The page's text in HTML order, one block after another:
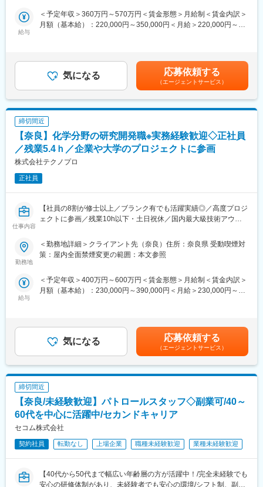
■キャリアパス
ジョブポスティング制度を活用してグループ企業でご活躍など幅
広いステップアップが目指せます。
■正社員登用制度
半年に1回（年2回）受験いただくことができ、
全国で年間80～100名の方が正社員化されております。
■目標設定
前提ノルマはなく、「ご案内数、お客様満足度」に関する目標を
設けております。
お客さまがスマホの購入やプラン変更などに興味を持たれたら、
販売スタッフスペースへご案内し、別スタッフへバトンタッチし
ます。
※定性面でも詳細に目標設定を行うため、ご自身が日々業務で意識
すること等を明確に定め、やりがいや達成感をもって働ける環境
■希望休取得について
シフト制のため、毎月シフト提出時に希望をご提示していただけ
変更の範囲：会社の定める業務
■働き方：
です。※個人によって異なります。
・プロジェクトについて：平均３年～5年程度
■当社について：
「モノづくり」×「IT」の両分野で高い技術力を誇るエンジニア集
団です。私たちは、最先端技術の根幹にあるのは“人の成長”だと考
え、エンジニア一人ひとりを大切に育てる環境づくりに力を入れ
ています。
「やりたいことを叶えたい」「これから技術を身につけたい」──
そんな想いに応える多彩な案件と教育制度を用意。学習成果や資
格取得は昇給・キャリアアップに正当反映されます。取引先4,800
社以上の実績、充実した福利厚生、平均残業20H・高い有休取得
■ BREXA Technologyが選ばれる理由
からスタート。豊富な案件とキャリアパスで、自分に合う道を選
べます。
（2）学習が評価・昇給につながる制度
資格取得や技術力向上への取り組みを正当に評価。努力がキャリ
取引先4,800社以上。幅広い業界・技術領域の案件があり、市場価
値の高いエンジニアを目指せます。
（4）生活まで支える充実の福利厚生
社宅・借上寮（家賃50％補助）、引越費用会社負担、残業代1分
単位支給など、安心して働ける制度が充実。
（5）ワークライフバランス重視
有休取得率は国内平均より28％高く、平均残業は月20時間。学習
や私生活の時間も大切にできます。
給与
＜予定年収＞360万円～570万円＜賃金形態＞月給制＜賃金内訳＞
月額（基本給）：220,000円～350,000円＜月給＞220,000円～
賞与あり賃金はあくまでも目安の金額であり、選考を通じて上下
する可能性があります。月給(月額)は固定手当を含めた表記です。
気になる 応募依頼する
（エージェントサービス）
締切間近
【奈良】化学分野の研究開発職※実務経験歓迎◇正社員
／残業5.4ｈ／企業や大学のプロジェクトに参画
株式会社テクノプロ
正社員
仕事内容
【社員の8割が修士以上／ブランク有でも活躍実績◎／高度プロジ
ェクトに参画／残業10h以下・土日祝休／国内最大級技術アウト
■業務概要【変更の範囲：会社の定める業務】
働くことが可能です。
【プロジェクト実績】
・半導体、電子部品の試作、評価業務
・マテリアルズ・インフォマティクス（MI）を使った素材・商品
開発
プロジェクト先は大手メーカーを含む民間企業を始め、大学、公
的研究機関等多岐に渡ります。
■キャリア
入社後は経験と希望に考慮してプロジェクト先の研究開発員とし
て就業いただきます。プロジェクトは数年ごとに変わるため、
様々な研究分野に関わることが可能です。また、同じプロジェク
トに長期に携わる社員もいます。将来的にはプロジェクト先での
就業のみならず、自社ラボでの研究開発や研究開発員のサポート
■各種制度
勤務地
＜勤務地詳細＞クライアント先（奈良）住所：奈良県 受動喫煙対
策：屋内全面禁煙変更の範囲：本文参照
給与
＜予定年収＞400万円～600万円＜賃金形態＞月給制＜賃金内訳＞
月額（基本給）：230,000円～390,000円＜月給＞230,000円～
はあくまでも目安の金額であり、選考を通じて上下する可能性が
あります。月給(月額)は固定手当を含めた表記です。
気になる 応募依頼する
（エージェントサービス）
締切間近
【奈良/未経験歓迎】パトロールスタッフ◇副業可/40～
60代を中心に活躍中/セカンドキャリア
セコム株式会社
契約社員 転勤なし 上場企業 職種未経験歓迎 業種未経験歓迎
【40代から50代まで幅広い年齢層の方が活躍中！/完全未経験でも
安心の研修体制があり、未経験者でも安心の環境/シフト制、副業